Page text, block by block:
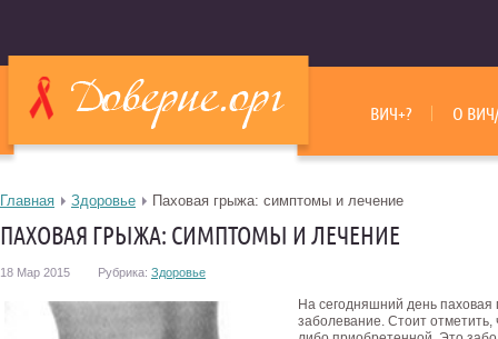
ВИЧ+? О
Главная Здоровье Паховая грыжа: симптомы и лечение
ПАХОВАЯ ГРЫЖА: СИМПТОМЫ И ЛЕЧЕНИЕ
18 Мар 2015 Рубрика: Здоровье
На сегодняшний день
заболевание. Стоит